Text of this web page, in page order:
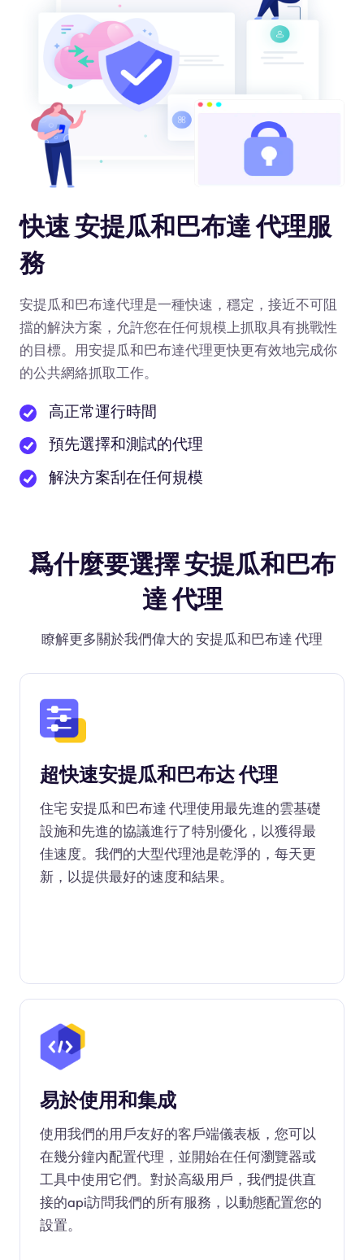
快速 安提瓜和巴布達 代理服
務
安提瓜和巴布達代理是一種快速，穩定，接近不可阻
擋的解決方案，允許您在任何規模上抓取具有挑戰性
的目標。用安提瓜和巴布達代理更快更有效地完成你
的公共網絡抓取工作。
高正常運行時間
預先選擇和測試的代理
解決方案刮在任何規模
爲什麼要選擇 安提瓜和巴布
達 代理
瞭解更多關於我們偉大的 安提瓜和巴布達 代理
超快速安提瓜和巴布达 代理
住宅 安提瓜和巴布達 代理使用最先進的雲基礎
設施和先進的協議進行了特別優化，以獲得最
佳速度。我們的大型代理池是乾淨的，每天更
新，以提供最好的速度和結果。
易於使用和集成
使用我們的用戶友好的客戶端儀表板，您可以
在幾分鐘內配置代理，並開始在任何瀏覽器或
工具中使用它們。對於高級用戶，我們提供直
接的api訪問我們的所有服務，以動態配置您的
設置。